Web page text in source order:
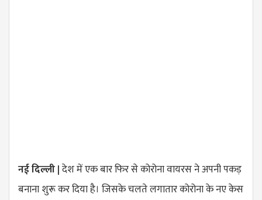
नई दिल्ली |देश में एक बार फिर से कोरोना वायरस ने अपनी पकड़
बनाना शुरू कर दिया है। जिसके चलते लगातार कोरोना के नए केस